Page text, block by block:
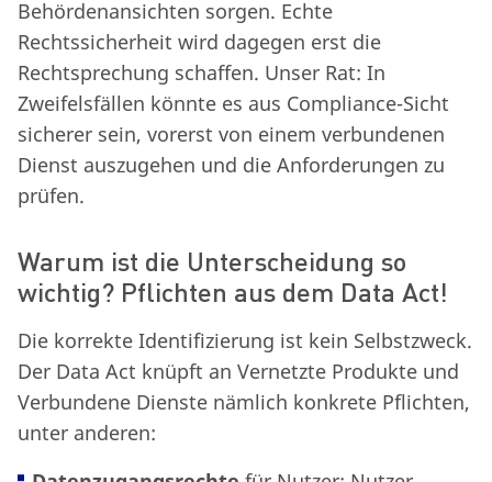
Behördenansichten sorgen. Echte
Rechtssicherheit wird dagegen erst die
Rechtsprechung schaffen. Unser Rat: In
Zweifelsfällen könnte es aus Compliance-Sicht
sicherer sein, vorerst von einem verbundenen
Dienst auszugehen und die Anforderungen zu
prüfen.
Warum ist die Unterscheidung so
wichtig? Pflichten aus dem Data Act!
Die korrekte Identifizierung ist kein Selbstzweck.
Der Data Act knüpft an Vernetzte Produkte und
Verbundene Dienste nämlich konkrete Pflichten,
unter anderen: